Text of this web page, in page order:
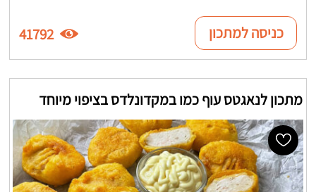
כניסה למתכון 41792
מתכון לנאגטס עוף כמו במקדונלדס בציפוי מיוחד